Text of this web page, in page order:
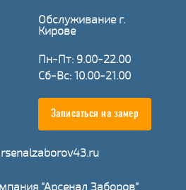
Обслуживание г.
Кирове
Пн-Пт: 9.00-22.00
Сб-Вс: 10.00-21.00
Записаться на замер
"Арсенал Заборов"